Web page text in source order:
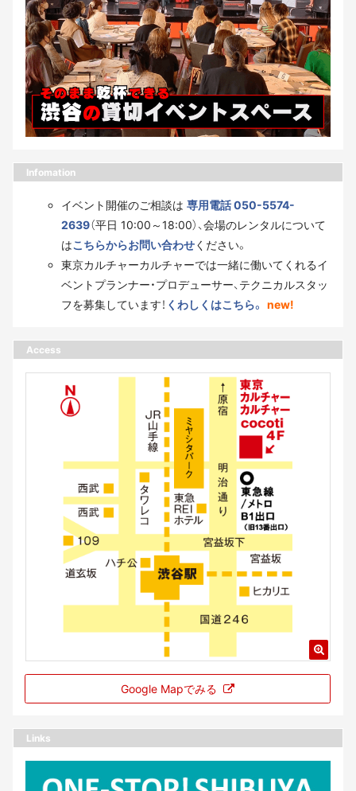
Infomation
イベント開催のご相談は 専用電話 050-5574-
2639（平日 10:00～18:00）、会場のレンタルについて
はこちらからお問い合わせください。
東京カルチャーカルチャーでは一緒に働いてくれるイ
ベントプランナー・プロデューサー、テクニカルスタッ
フを募集しています！ くわしくはこちら。 new!
Access
Google Mapでみる
Links